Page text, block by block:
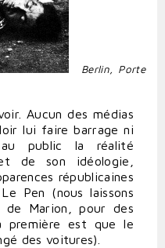
Berlin, Porte
Aucun des médias
lui faire barrage ni
public la réalité
de son idéologie,
républicaines
Pen (nous laissons
Marion, pour des
première est que le
des voitures).